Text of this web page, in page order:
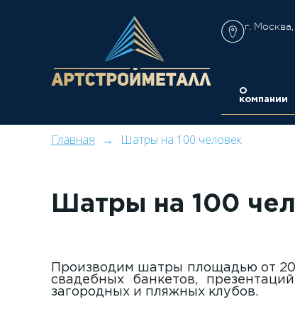
г.
О
компании
Главная Шатры на 100 человек
Шатры на 100
Производим шатры площадью от
свадебных банкетов,
загородных и пляжных клубов.